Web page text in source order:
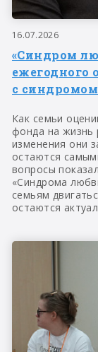
16.07.2026
«Синдром
ежегодного
с
Как семьи
фонда на жизнь
изменения они
остаются
вопросы
«Синдрома
семьям
остаются